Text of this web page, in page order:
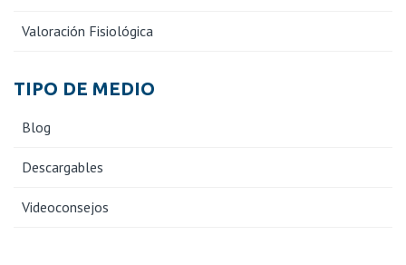
Valoración Fisiológica
TIPO DE MEDIO
Blog
Descargables
Videoconsejos